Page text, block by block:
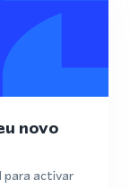
novo
para activar